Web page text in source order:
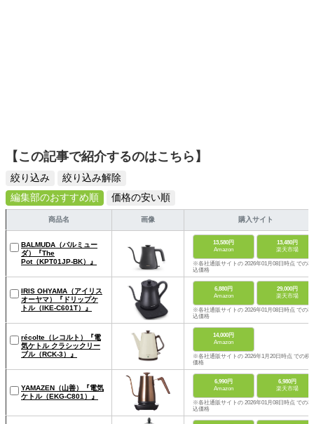
【この記事で紹介するのはこちら】
絞り込み
絞り込み解除
編集部のおすすめ順
価格の安い順
商品名 画像 購入サイト
BALMUDA（バルミュー
ダ）『The
Pot（KPT01JP-BK）』
13,580円
Amazon
13,480円
楽天市場
※各社通販サイトの 2026年01月08日時点 での税
込価格
IRIS OHYAMA（アイリス
オーヤマ）『ドリップケ
トル（IKE-C601T）』
6,880円
Amazon
29,000円
楽天市場
※各社通販サイトの 2026年01月08日時点 での税
込価格
récolte（レコルト）『電
気ケトル クラシックリー
ブル（RCK-3）』
14,000円
Amazon
※各社通販サイトの 2026年1月20日時点 での税
価格
YAMAZEN（山善）『電気
ケトル（EKG-C801）』
6,990円
Amazon
6,980円
楽天市場
※各社通販サイトの 2026年01月08日時点 での税
込価格